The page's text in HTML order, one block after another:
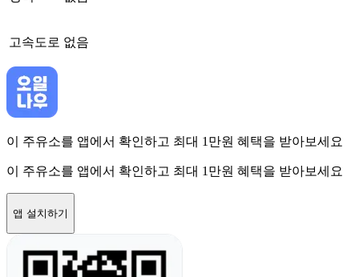
고속도로 없음
이 주유소를 앱에서 확인하고 최대 1만원 혜택을 받아보세요
이 주유소를 앱에서 확인하고 최대 1만원 혜택을 받아보세요
앱 설치하기